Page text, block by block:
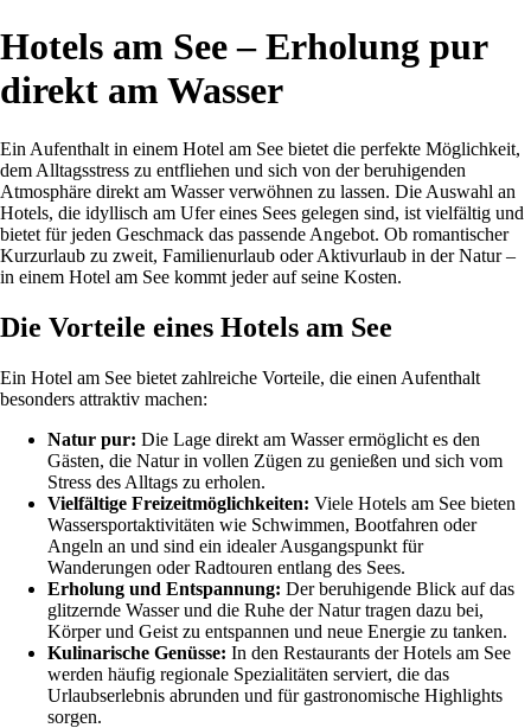
Hotels am See – Erholung pur
direkt am Wasser
Ein Aufenthalt in einem Hotel am See bietet die perfekte Möglichkeit,
dem Alltagsstress zu entfliehen und sich von der beruhigenden
Atmosphäre direkt am Wasser verwöhnen zu lassen. Die Auswahl an
Hotels, die idyllisch am Ufer eines Sees gelegen sind, ist vielfältig und
bietet für jeden Geschmack das passende Angebot. Ob romantischer
Kurzurlaub zu zweit, Familienurlaub oder Aktivurlaub in der Natur –
in einem Hotel am See kommt jeder auf seine Kosten.
Die Vorteile eines Hotels am See
Ein Hotel am See bietet zahlreiche Vorteile, die einen Aufenthalt
besonders attraktiv machen:
Natur pur: Die Lage direkt am Wasser ermöglicht es den
Gästen, die Natur in vollen Zügen zu genießen und sich vom
Stress des Alltags zu erholen.
Vielfältige Freizeitmöglichkeiten: Viele Hotels am See bieten
Wassersportaktivitäten wie Schwimmen, Bootfahren oder
Angeln an und sind ein idealer Ausgangspunkt für
Wanderungen oder Radtouren entlang des Sees.
Erholung und Entspannung: Der beruhigende Blick auf das
glitzernde Wasser und die Ruhe der Natur tragen dazu bei,
Körper und Geist zu entspannen und neue Energie zu tanken.
Kulinarische Genüsse: In den Restaurants der Hotels am See
werden häufig regionale Spezialitäten serviert, die das
Urlaubserlebnis abrunden und für gastronomische Highlights
sorgen.